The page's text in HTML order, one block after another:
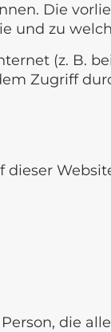
Die
und zu
(z. B.
Zugriff
die